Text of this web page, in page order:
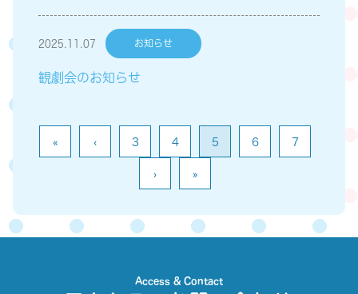
2025.11.07 お知らせ
観劇会のお知らせ
« ‹ 3 4 5 6 7
› »
Access & Contact